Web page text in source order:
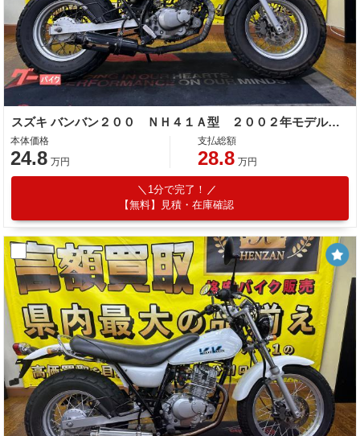
スズキ バンバン２００ ＮＨ４１Ａ型 ２００２年モデル 社外ハンドル 社外マフラー
本体価格
24.8 万円
支払総額
28.8 万円
1分で完了！
【無料】見積・在庫確認